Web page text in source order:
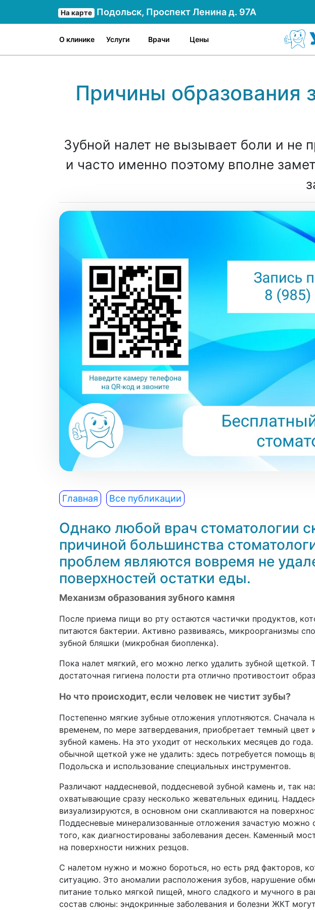
На карте Подольск, Проспект Ленина д. 97А
О клинике Услуги Врачи Цены
Причины образования
Зубной налет не вызывает боли и не
и часто именно поэтому вполне
Главная Все публикации
Однако любой врач стоматологии
причиной большинства
проблем являются вовремя не
поверхностей остатки еды.
Механизм образования зубного камня
После приема пищи во рту остаются частички продуктов,
питаются бактерии. Активно развиваясь, микроорганизмы
зубной бляшки (микробная биопленка).
Пока налет мягкий, его можно легко удалить зубной щеткой.
достаточная гигиена полости рта отлично противостоит
Но что происходит, если человек не чистит зубы?
Постепенно мягкие зубные отложения уплотняются. Сначала
временем, по мере затвердевания, приобретает темный цвет
зубной камень. На это уходит от нескольких месяцев до
обычной щеткой уже не удалить: здесь потребуется помощь
Подольска и использование специальных инструментов.
Различают наддесневой, поддесневой зубной камень и, так
охватывающие сразу несколько жевательных единиц.
визуализируются, в основном они скапливаются на
Поддесневые минерализованные отложения зачастую можно
того, как диагностированы заболевания десен. Каменный
на поверхности нижних резцов.
С налетом нужно и можно бороться, но есть ряд факторов,
ситуацию. Это аномалии расположения зубов, нарушение
питание только мягкой пищей, много сладкого и мучного в
состав слюны: эндокринные заболевания и болезни ЖКТ